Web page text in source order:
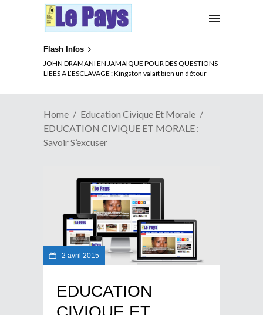
Flash Infos
JOHN DRAMANI EN JAMAIQUE POUR DES QUESTIONS
LIEES A L’ESCLAVAGE : Kingston valait bien un détour
Home
Education Civique Et Morale
EDUCATION CIVIQUE ET MORALE :
Savoir S’excuser
2 avril 2015
EDUCATION